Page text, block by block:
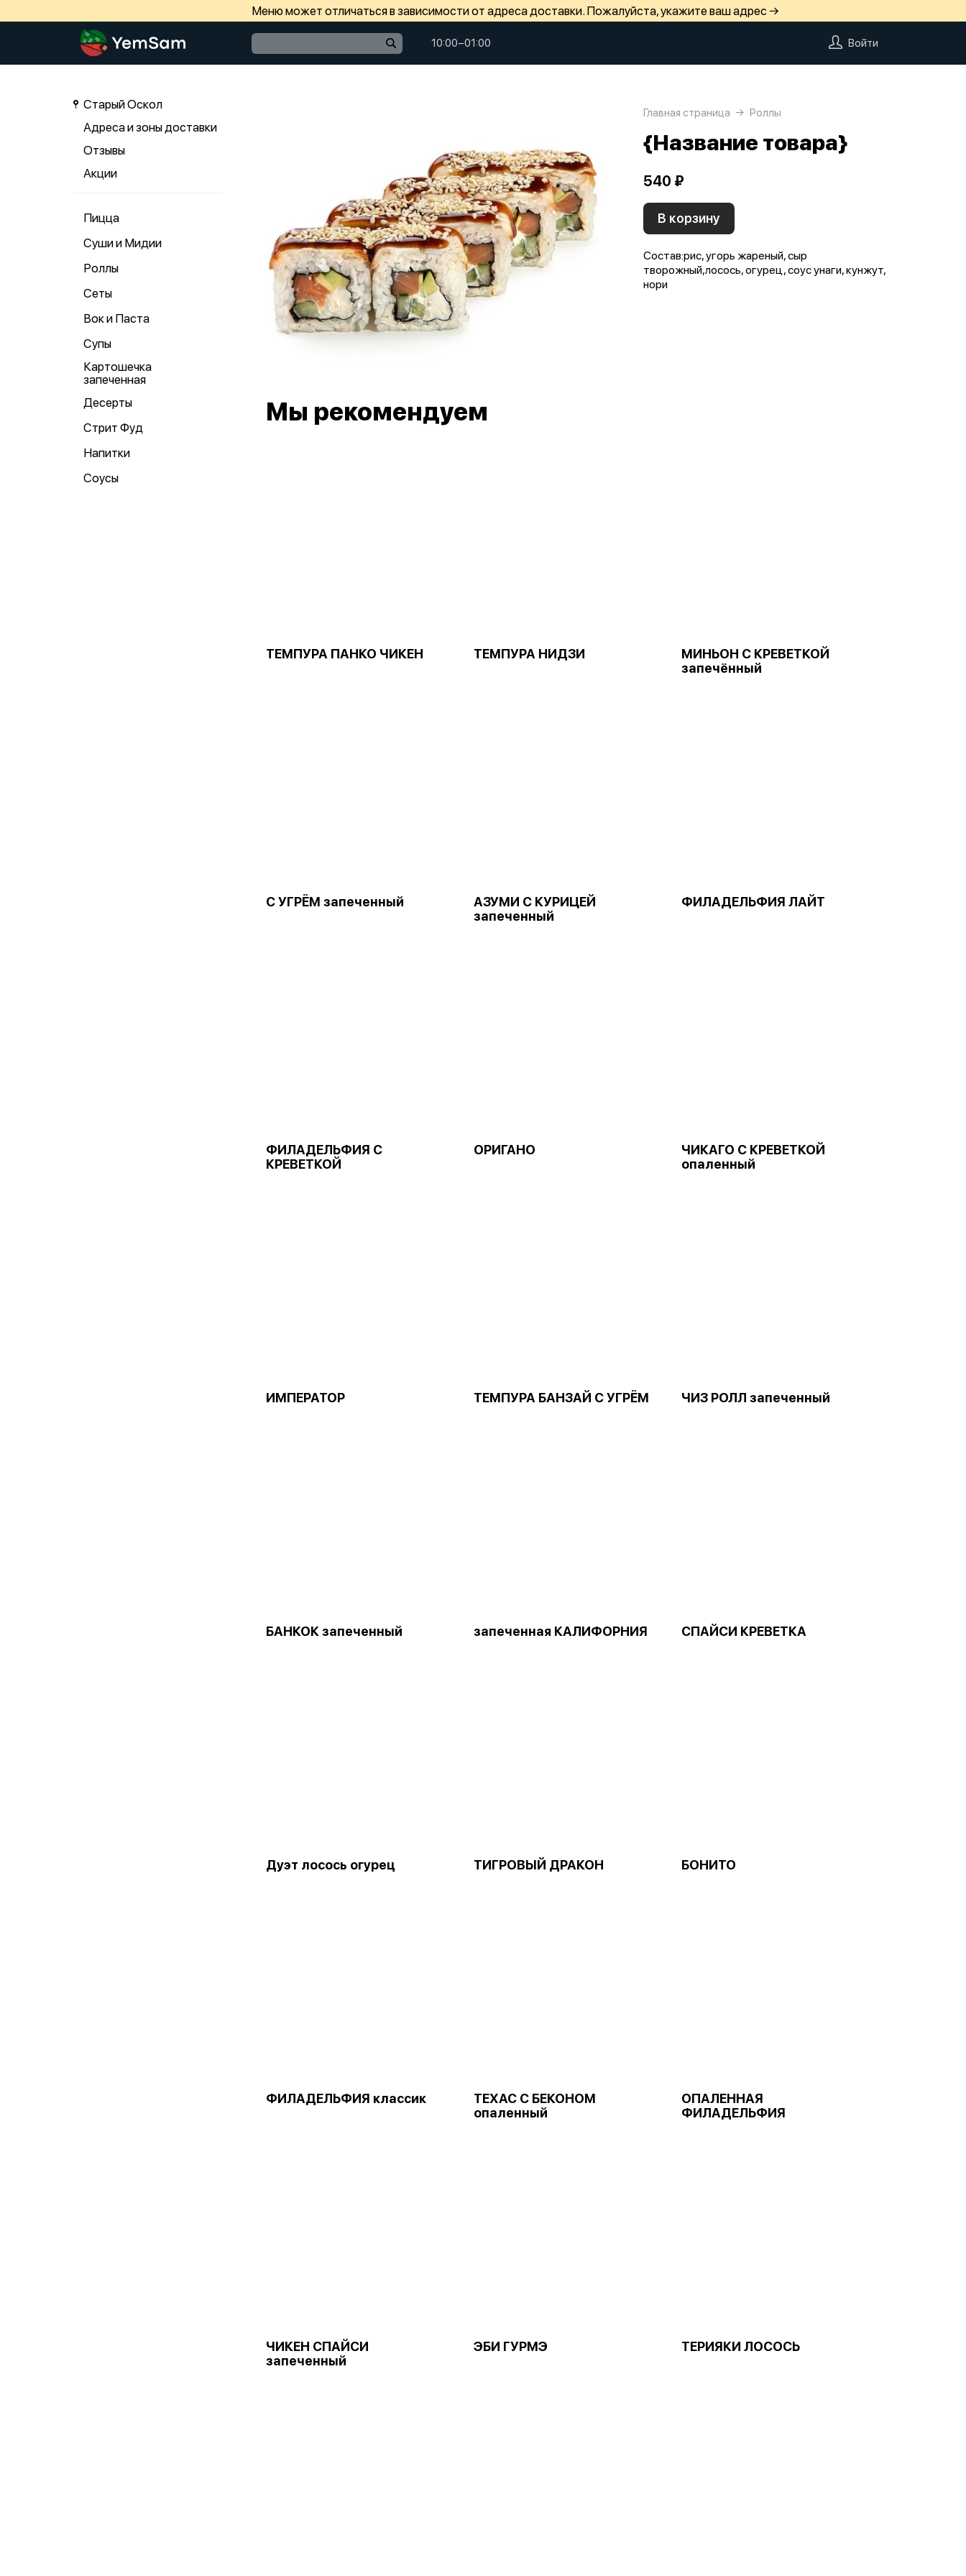
Меню может отличаться в зависимости от адреса доставки. Пожалуйста, укажите ваш адрес →
10:00−01:00 Войти
Старый Оскол
Адреса и зоны доставки
Отзывы
Акции
Пицца
Суши и Мидии
Роллы
Сеты
Вок и Паста
Супы
Картошечка
запеченная
Десерты
Стрит Фуд
Напитки
Соусы
Главная страница Роллы
{Название товара}
540 ₽
В корзину
Состав:рис, угорь жареный, сыр
творожный,лосось, огурец, соус унаги, кунжут,
нори
Мы рекомендуем
ТЕМПУРА ПАНКО ЧИКЕН ТЕМПУРА НИДЗИ
МИНЬОН С КРЕВЕТКОЙ
запечённый
С УГРЁМ запеченный
АЗУМИ С КУРИЦЕЙ
запеченный
ФИЛАДЕЛЬФИЯ ЛАЙТ
ФИЛАДЕЛЬФИЯ С
КРЕВЕТКОЙ
ОРИГАНО
ЧИКАГО С КРЕВЕТКОЙ
опаленный
ИМПЕРАТОР ТЕМПУРА БАНЗАЙ С УГРЁМ ЧИЗ РОЛЛ запеченный
БАНКОК запеченный запеченная КАЛИФОРНИЯ СПАЙСИ КРЕВЕТКА
Дуэт лосось огурец ТИГРОВЫЙ ДРАКОН БОНИТО
ФИЛАДЕЛЬФИЯ классик
ТЕХАС С БЕКОНОМ
опаленный
ОПАЛЕННАЯ
ФИЛАДЕЛЬФИЯ
ЧИКЕН СПАЙСИ
запеченный
ЭБИ ГУРМЭ ТЕРИЯКИ ЛОСОСЬ